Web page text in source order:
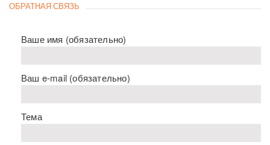
ОБРАТНАЯ СВЯЗЬ
Ваше имя (обязательно)
Ваш e-mail (обязательно)
Тема